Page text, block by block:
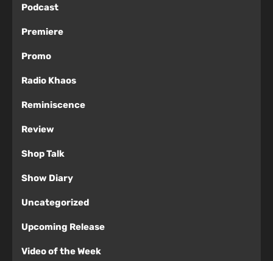
Podcast
Premiere
Promo
Radio Khaos
Reminiscence
Review
Shop Talk
Show Diary
Uncategorized
Upcoming Release
Video of the Week